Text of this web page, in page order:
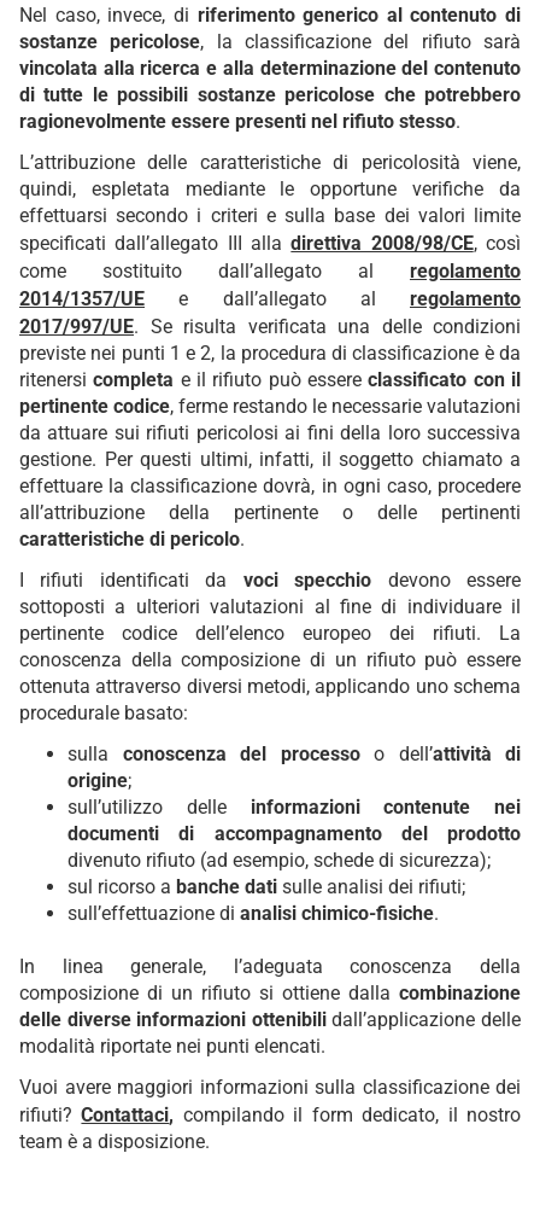
Nel caso, invece, di riferimento generico al contenuto di
sostanze pericolose, la classificazione del rifiuto sarà
vincolata alla ricerca e alla determinazione del contenuto
di tutte le possibili sostanze pericolose che potrebbero
ragionevolmente essere presenti nel rifiuto stesso.
L’attribuzione delle caratteristiche di pericolosità viene,
quindi, espletata mediante le opportune verifiche da
effettuarsi secondo i criteri e sulla base dei valori limite
specificati dall’allegato III alladirettiva 2008/98/CE, così
come sostituito dall’allegato al regolamento
2014/1357/UE e dall’allegato al regolamento
2017/997/UE. Se risulta verificata una delle condizioni
previste nei punti 1 e 2, la procedura di classificazione è da
ritenersicompleta e il rifiuto può essereclassificato con il
pertinente codice, ferme restando le necessarie valutazioni
da attuare sui rifiuti pericolosi ai fini della loro successiva
gestione. Per questi ultimi, infatti, il soggetto chiamato a
effettuare la classificazione dovrà, in ogni caso, procedere
all’attribuzione della pertinente o delle pertinenti
caratteristiche di pericolo.
I rifiuti identificati da voci specchio devono essere
sottoposti a ulteriori valutazioni al fine di individuare il
pertinente codice dell’elenco europeo dei rifiuti. La
conoscenza della composizione di un rifiuto può essere
ottenuta attraverso diversi metodi, applicando uno schema
procedurale basato:
sulla conoscenza del processoo dell’attività di
origine;
sull’utilizzo delle informazioni contenute nei
documenti di accompagnamento del prodotto
divenuto rifiuto (ad esempio, schede di sicurezza);
sul ricorso a banche dati sulle analisi dei rifiuti;
sull’effettuazione di analisi chimico-fisiche.
In linea generale, l’adeguata conoscenza della
composizione di un rifiuto si ottiene dalla combinazione
delle diverse informazioni ottenibilidall’applicazione delle
modalità riportate nei punti elencati.
Vuoi avere maggiori informazioni sulla classificazione dei
rifiuti?Contattaci, compilando il form dedicato, il nostro
team è a disposizione.